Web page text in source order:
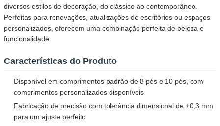
diversos estilos de decoração, do clássico ao contemporâneo.
Perfeitas para renovações, atualizações de escritórios ou espaços
personalizados, oferecem uma combinação perfeita de beleza e
funcionalidade.
Características do Produto
Disponível em comprimentos padrão de 8 pés e 10 pés, com
comprimentos personalizados disponíveis
Fabricação de precisão com tolerância dimensional de ±0,3 mm
para um ajuste perfeito